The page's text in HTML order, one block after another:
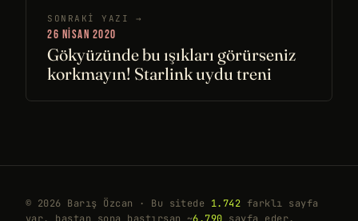
SONRAKI YAZI →
26 NISAN 2020
Gökyüzünde bu ışıkları görürseniz
korkmayın! Starlink uydu treni
© 2026 Barış Özcan · Bu sitede 1.742 farklı sayfa
var, baştan sona bastırsan ~6.790 sayfa eder.